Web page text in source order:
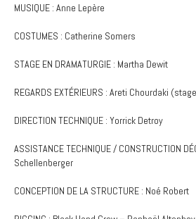
MUSIQUE : Anne Lepère
COSTUMES : Catherine Somers
STAGE EN DRAMATURGIE : Martha Dewit
REGARDS EXTÉRIEURS : Areti Chourdaki
DIRECTION TECHNIQUE : Yorrick Detroy
ASSISTANCE TECHNIQUE / CONSTRUCTION
Schellenberger
CONCEPTION DE LA STRUCTURE : Noé Robert